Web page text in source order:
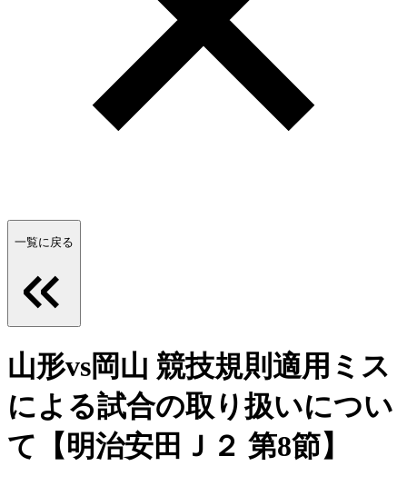
一覧に戻る
山形vs岡山 競技規則適用ミス
による試合の取り扱いについ
て【明治安田Ｊ２ 第8節】